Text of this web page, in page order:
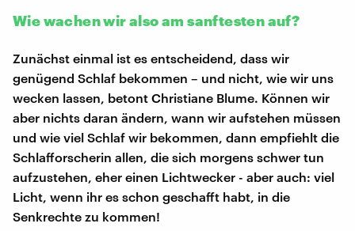
Wie wachen wir also am sanftesten auf?
Zunächst einmal ist es entscheidend, dass wir
genügend Schlaf bekommen – und nicht, wie wir uns
wecken lassen, betont Christiane Blume. Können wir
aber nichts daran ändern, wann wir aufstehen müssen
und wie viel Schlaf wir bekommen, dann empfiehlt die
Schlafforscherin allen, die sich morgens schwer tun
aufzustehen, eher einen Lichtwecker - aber auch: viel
Licht, wenn ihr es schon geschafft habt, in die
Senkrechte zu kommen!